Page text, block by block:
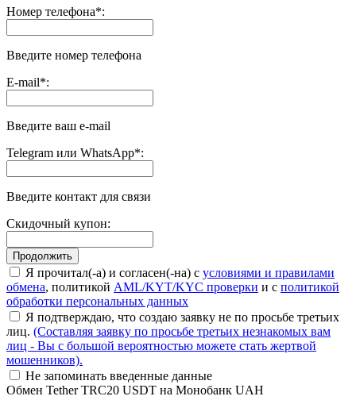
Номер телефона*:
Введите номер телефона
E-mail*:
Введите ваш e-mail
Telegram или WhatsApp*:
Введите контакт для связи
Скидочный купон:
Я прочитал(-а) и согласен(-на) с условиями и правилами
обмена, политикой AML/KYT/KYC проверки и с политикой
обработки персональных данных
Я подтверждаю, что создаю заявку не по просьбе третьих
лиц. (Составляя заявку по просьбе третьих незнакомых вам
лиц - Вы с большой вероятностью можете стать жертвой
мошенников).
Не запоминать введенные данные
Обмен Tether TRC20 USDT на Монобанк UAH